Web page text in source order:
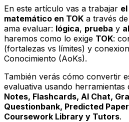
En este artículo vas a trabajar
matemático en TOK a través
ama evaluar: lógica, prueba y
haremos como lo exige TOK:
(fortalezas vs límites) y
Conocimiento (AoKs).
También verás cómo convertir
evaluativa usando herramientas
Notes, Flashcards, AI Chat,
Questionbank, Predicted
Coursework Library y Tutors.